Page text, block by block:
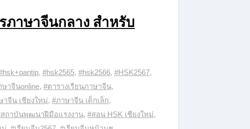
ภาษาจีนกลาง สำหรับ
, #hsk2565, #hsk2566, #HSK2567,
าจีนonline, #ตารางเรียนภาษาจีน,
าจีน เชียงใหม่, #ภาษาจีน เด็กเล็ก,
ถาบันพฒนาฝีมือแรงงาน, #สอน HSK เชียงใหม่,